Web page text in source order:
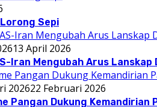
Sepi
13 April 2026
Iran Mengubah Arus Lanskap
202622 Februari 2026
Pangan Dukung Kemandirian